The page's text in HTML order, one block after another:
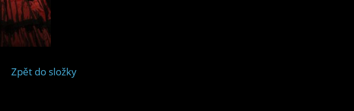
Zpět do složky